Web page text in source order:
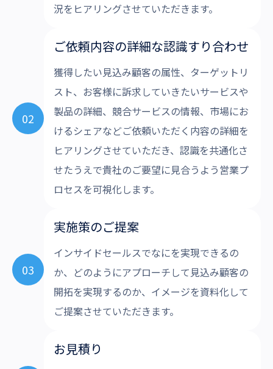
況をヒアリングさせていただきます。
02
ご依頼内容の詳細な認識すり合わせ
獲得したい見込み顧客の属性、ターゲットリ
スト、お客様に訴求していきたいサービスや
製品の詳細、競合サービスの情報、市場にお
けるシェアなどご依頼いただく内容の詳細を
ヒアリングさせていただき、認識を共通化さ
せたうえで貴社のご要望に見合うよう営業プ
ロセスを可視化します。
03
実施策のご提案
インサイドセールスでなにを実現できるの
か、どのようにアプローチして見込み顧客の
開拓を実現するのか、イメージを資料化して
ご提案させていただきます。
お見積り